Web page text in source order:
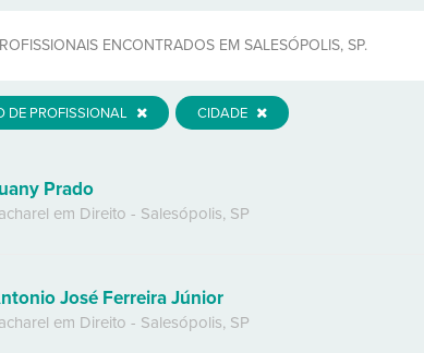
ENCONTRADOS EM SALESÓPOLIS, SP.
DE PROFISSIONAL CIDADE
Prado
em Direito - Salesópolis, SP
José Ferreira Júnior
em Direito - Salesópolis, SP